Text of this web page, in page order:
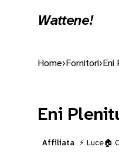
Wattene!
Home› Fornitori› Eni
Eni
Affiliata ⚡ Luce🏠